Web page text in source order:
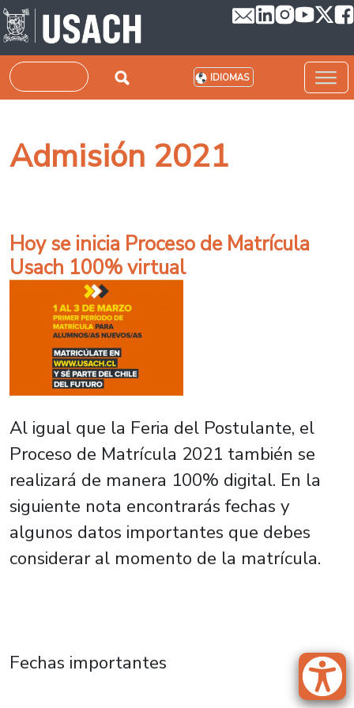
Pasar al contenido principal
Buscar IDIOMAS
Admisión 2021
Hoy se inicia Proceso de Matrícula
Usach 100% virtual
Al igual que la Feria del Postulante, el
Proceso de Matrícula 2021 también se
realizará de manera 100% digital. En la
siguiente nota encontrarás fechas y
algunos datos importantes que debes
considerar al momento de la matrícula.
Fechas importantes